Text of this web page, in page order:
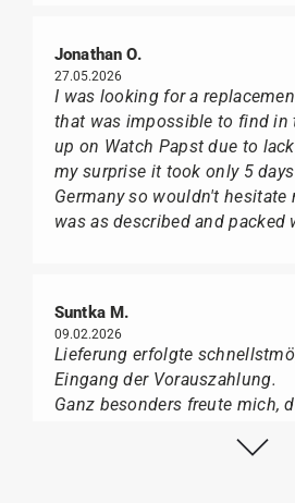
Jonathan O.
27.05.2026
I was looking for a
that was impossible to find in
up on Watch Papst due to
my surprise it took only 5
Germany so wouldn't hesitate
was as described and packed
Suntka M.
09.02.2026
Lieferung erfolgte
Eingang der Vorauszahlung.
Ganz besonders freute mich,
geliefert wurde, sondern mit